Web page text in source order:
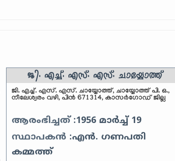
ജി. എച്ച്. എസ്. എസ്. ചായ്യോത്ത്
ജി. എച്ച്. എസ്. എസ്. ചായ്യോത്ത്, ചായ്യോത്ത് പി. ഒ.,
നീലേശ്വരം വഴി, പിൻ 671314, കാസർഗോഡ് ജില്ല
ആരംഭിച്ചത് :1956 മാർച്ച് 19
സ്ഥാപകൻ :എൻ. ഗണപതി
കമ്മത്ത്